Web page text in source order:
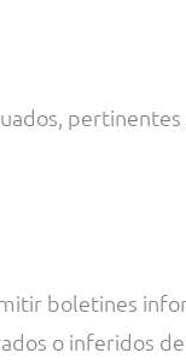
boletines
o inferidos